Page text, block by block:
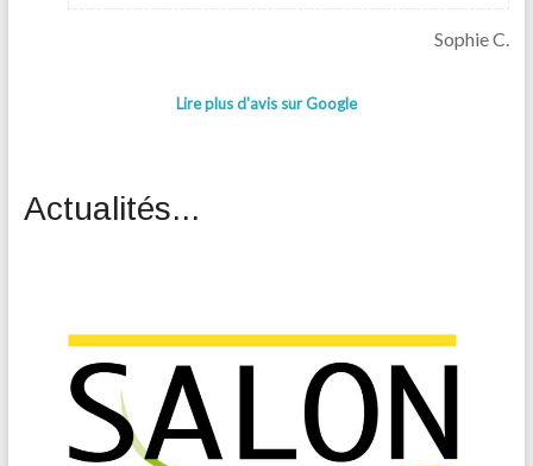
Sophie C.
Lire plus d'avis sur Google
Actualités...